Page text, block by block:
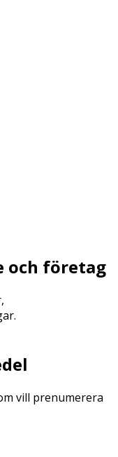
och företag
vill prenumerera